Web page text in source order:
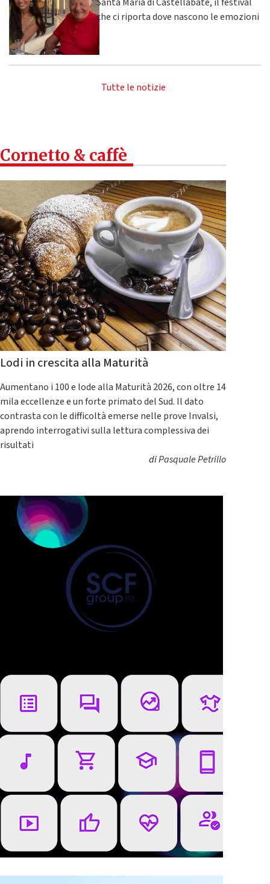
che ci riporta dove nascono le emozioni
Tutte le notizie
Cornetto & caffè
Lodi in crescita alla Maturità
Aumentano i 100 e lode alla Maturità 2026, con oltre 14
mila eccellenze e un forte primato del Sud. Il dato
contrasta con le difficoltà emerse nelle prove Invalsi,
aprendo interrogativi sulla lettura complessiva dei
risultati
diPasquale Petrillo